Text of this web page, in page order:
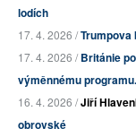
lodích
17. 4. 2026 /Trumpova
17. 4. 2026 /Británie
výměnnému
16. 4. 2026 /Jiří
obrovské